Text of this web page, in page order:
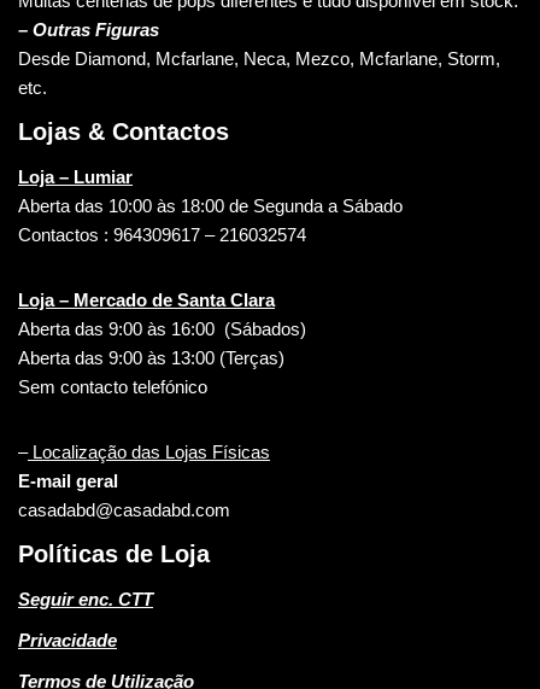
– Outras Figuras
Desde Diamond, Mcfarlane, Neca, Mezco, Mcfarlane, Storm,
etc.
Lojas & Contactos
Loja – Lumiar
Aberta das 10:00 às 18:00 de Segunda a Sábado
Contactos : 964309617 – 216032574
Loja – Mercado de Santa Clara
Aberta das 9:00 às 16:00 (Sábados)
Aberta das 9:00 às 13:00 (Terças)
Sem contacto telefónico
–Localização das Lojas Físicas
E-mail geral
casadabd@casadabd.com
Políticas de Loja
Seguir enc. CTT
Privacidade
Termos de Utilização